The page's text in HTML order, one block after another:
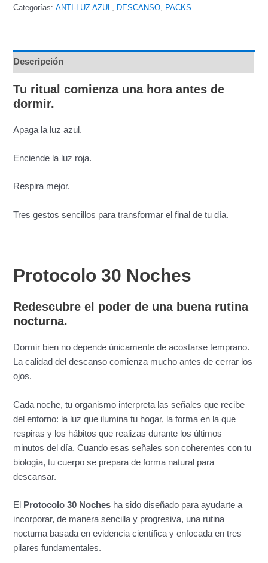
Categorías:ANTI-LUZ AZUL, DESCANSO, PACKS
Descripción
Tu ritual comienza una hora antes de
dormir.
Apaga la luz azul.
Enciende la luz roja.
Respira mejor.
Tres gestos sencillos para transformar el final de tu día.
Protocolo 30 Noches
Redescubre el poder de una buena rutina
nocturna.
Dormir bien no depende únicamente de acostarse temprano.
La calidad del descanso comienza mucho antes de cerrar los
ojos.
Cada noche, tu organismo interpreta las señales que recibe
del entorno: la luz que ilumina tu hogar, la forma en la que
respiras y los hábitos que realizas durante los últimos
minutos del día. Cuando esas señales son coherentes con tu
biología, tu cuerpo se prepara de forma natural para
descansar.
El Protocolo 30 Noches ha sido diseñado para ayudarte a
incorporar, de manera sencilla y progresiva, una rutina
nocturna basada en evidencia científica y enfocada en tres
pilares fundamentales.